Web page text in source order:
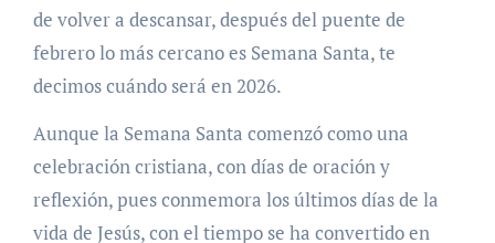
de volver a descansar, después del puente de
febrero lo más cercano es Semana Santa, te
decimos cuándo será en 2026.
Aunque la Semana Santa comenzó como una
celebración cristiana, con días de oración y
reflexión, pues conmemora los últimos días de la
vida de Jesús, con el tiempo se ha convertido en